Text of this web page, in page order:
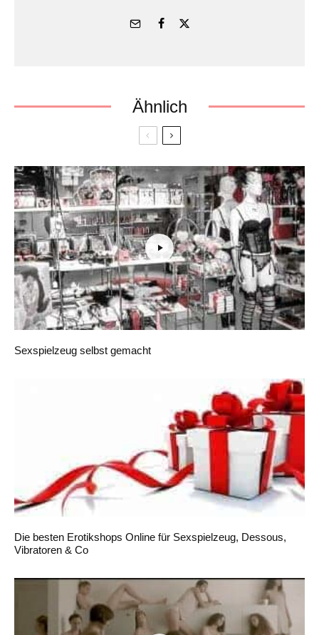
Ähnlich
Sexspielzeug selbst gemacht
Die besten Erotikshops Online für Sexspielzeug, Dessous,
Vibratoren & Co